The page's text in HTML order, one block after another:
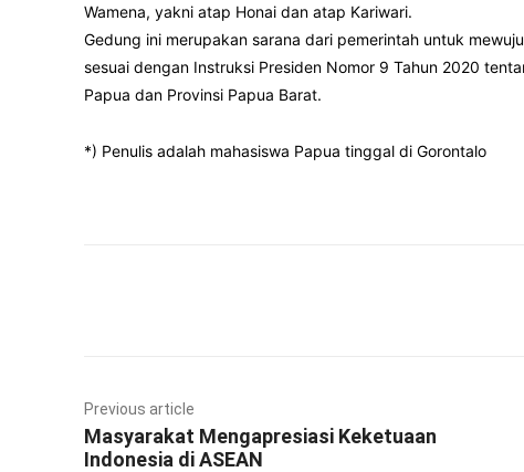
Wamena, yakni atap Honai dan atap Kariwari.
Gedung ini merupakan sarana dari pemerintah untuk
sesuai dengan Instruksi Presiden Nomor 9 Tahun 2020
Papua dan Provinsi Papua Barat.
*) Penulis adalah mahasiswa Papua tinggal di Gorontalo
Previous article
Masyarakat Mengapresiasi Keketuaan
Indonesia di ASEAN